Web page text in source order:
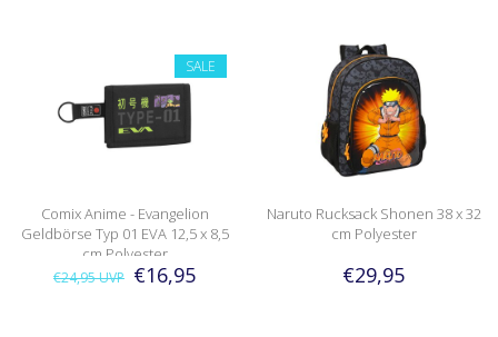
SALE
Comix Anime - Evangelion
Geldbörse Typ 01 EVA 12,5 x 8,5
cm Polyester
€24,95UVP €16,95
Naruto Rucksack Shonen 38 x 32
cm Polyester
€29,95